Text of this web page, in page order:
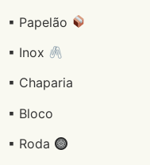
▪ Papelão
▪ Inox
▪ Chaparia
▪ Bloco
▪ Roda